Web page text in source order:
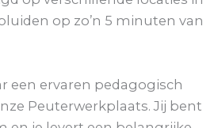
op zo’n 5 minuten van
een ervaren pedagogisch
Peuterwerkplaats. Jij bent